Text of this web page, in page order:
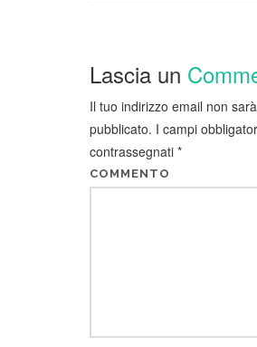
Lascia un
Il tuo indirizzo email non sarà
pubblicato. I campi
contrassegnati *
COMMENTO